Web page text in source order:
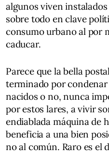
algunos viven
sobre todo en clave
consumo urbano al por
caducar.
Parece que la bella
terminado por
nacidos o no, nunca
por estos lares, a vivir
endiablada máquina de
beneficia a una bien
no al común. Raro es el